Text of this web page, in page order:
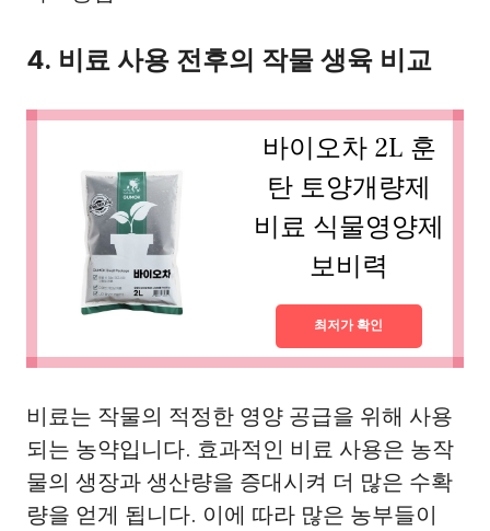
4. 비료 사용 전후의 작물 생육 비교
바이오차 2L 훈
탄 토양개량제
비료 식물영양제
보비력
최저가 확인
비료는 작물의 적정한 영양 공급을 위해 사용
되는 농약입니다. 효과적인 비료 사용은 농작
물의 생장과 생산량을 증대시켜 더 많은 수확
량을 얻게 됩니다. 이에 따라 많은 농부들이